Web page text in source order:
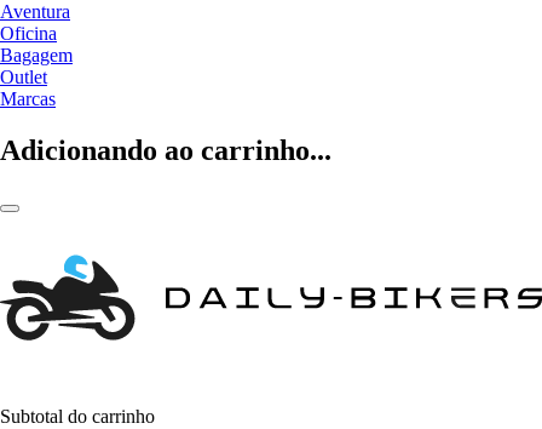
Aventura
Oficina
Bagagem
Outlet
Marcas
Adicionando ao carrinho...
Subtotal do carrinho